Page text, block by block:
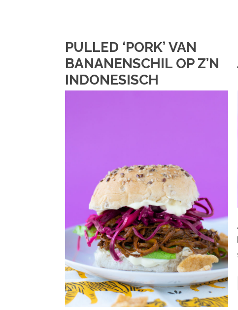
PULLED ‘PORK’ VAN
BANANENSCHIL OP Z’N
INDONESISCH